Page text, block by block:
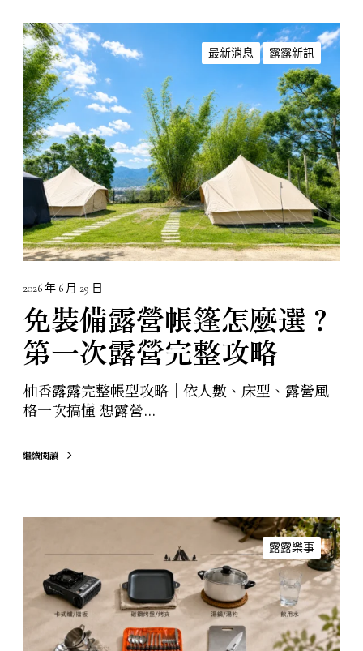
免
裝
備
露
營
帳
篷
怎
？
第
一
次
露
營
完
整
攻
略
最新消息 露露新訊
2026 年 6 月 29 日
免裝備露營帳篷怎麼選？
第一次露營完整攻略
柚香露露完整帳型攻略｜依人數、床型、露營風
格一次搞懂 想露營...
繼續閱讀
營
露露樂事